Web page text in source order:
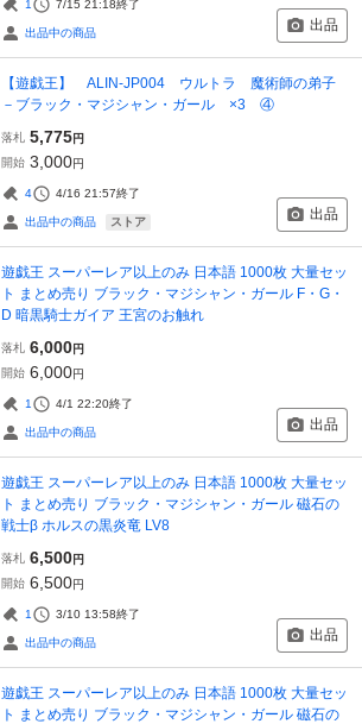
1 7/15 21:18終了
出品中の商品 出品
【遊戯王】 ALIN-JP004 ウルトラ 魔術師の弟子
－ブラック・マジシャン・ガール ×3 ④
落札 5,775円
開始 3,000円
4 4/16 21:57終了
出品中の商品 ストア 出品
遊戯王 スーパーレア以上のみ 日本語 1000枚 大量セッ
ト まとめ売り ブラック・マジシャン・ガール F・G・
D 暗黒騎士ガイア 王宮のお触れ
落札 6,000円
開始 6,000円
1 4/1 22:20終了
出品中の商品 出品
遊戯王 スーパーレア以上のみ 日本語 1000枚 大量セッ
ト まとめ売り ブラック・マジシャン・ガール 磁石の
戦士β ホルスの黒炎竜 LV8
落札 6,500円
開始 6,500円
1 3/10 13:58終了
出品中の商品 出品
遊戯王 スーパーレア以上のみ 日本語 1000枚 大量セッ
ト まとめ売り ブラック・マジシャン・ガール 磁石の